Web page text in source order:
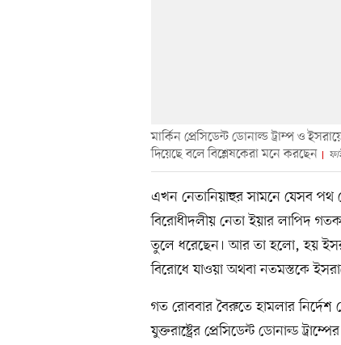
মার্কিন প্রেসিডেন্ট ডোনাল্ড ট্রাম্প ও
দিয়েছে বলে বিশ্লেষকেরা মনে করছেন
এখন নেতানিয়াহুর সামনে যেসব
বিরোধীদলীয় নেতা ইয়ার লাপিদ
তুলে ধরেছেন। আর তা হলো, হয়
বিরোধে যাওয়া অথবা নতমস্তকে
গত রোববার বৈরুতে হামলার
যুক্তরাষ্ট্রের প্রেসিডেন্ট ডোনাল্ড